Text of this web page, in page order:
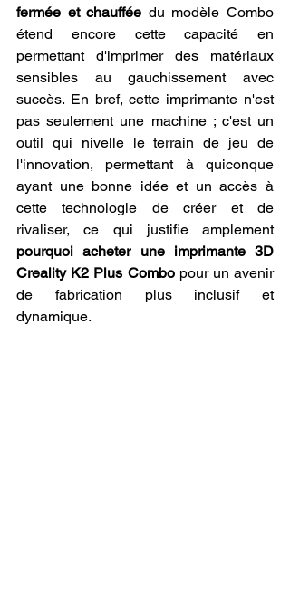
fermée et chauffée du modèle Combo
étend encore cette capacité en
permettant d'imprimer des matériaux
sensibles au gauchissement avec
succès. En bref, cette imprimante n'est
pas seulement une machine ; c'est un
outil qui nivelle le terrain de jeu de
l'innovation, permettant à quiconque
ayant une bonne idée et un accès à
cette technologie de créer et de
rivaliser, ce qui justifie amplement
pourquoi acheter une imprimante 3D
Creality K2 Plus Combo pour un avenir
de fabrication plus inclusif et
dynamique.